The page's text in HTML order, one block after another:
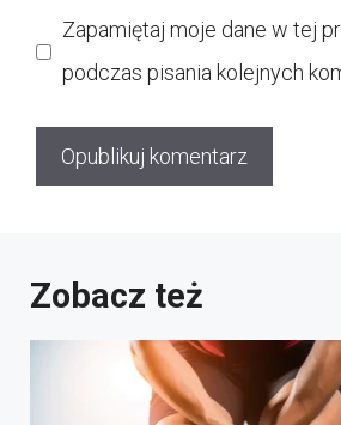
Zapamiętaj moje dane w tej
podczas pisania kolejnych
Zobacz też